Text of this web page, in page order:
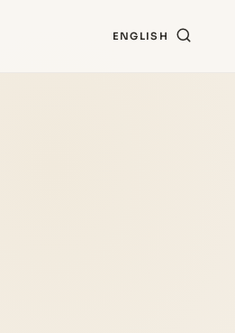
ENGLISH